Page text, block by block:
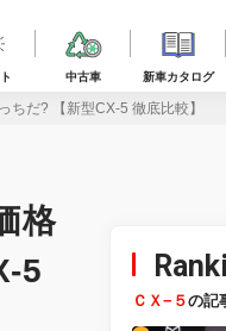
中古車 新車カタログ
ちだ? 【新型CX-5 徹底比較】
格
5
ＣＸ−５の記